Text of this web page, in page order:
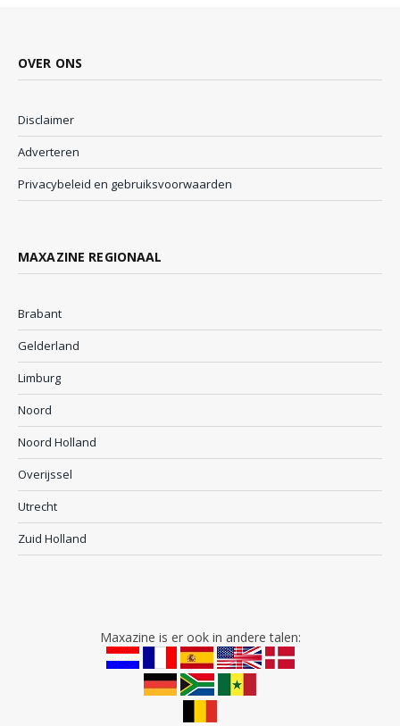
OVER ONS
Disclaimer
Adverteren
Privacybeleid en gebruiksvoorwaarden
MAXAZINE REGIONAAL
Brabant
Gelderland
Limburg
Noord
Noord Holland
Overijssel
Utrecht
Zuid Holland
Maxazine is er ook in andere talen: